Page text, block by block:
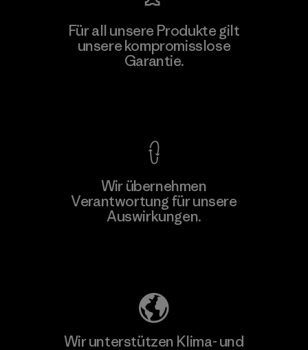
Mehr dazu
Vertical Knits S.A. de C.V.
Für all unsere Produkte gilt
unsere kompromisslose
Garantie.
Wir übernehmen
Verantwortung für unsere
Auswirkungen.
Wir unterstützen Klima- und